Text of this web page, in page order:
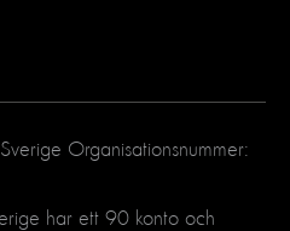
Organisationsnummer:
har ett 90 konto och